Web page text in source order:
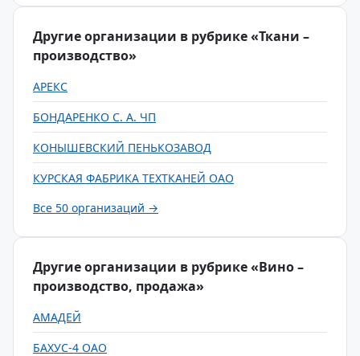
Другие организации в рубрике «Ткани –
производство»
АРЕКС
БОНДАРЕНКО С. А. ЧП
КОНЫШЕВСКИЙ ПЕНЬКОЗАВОД
КУРСКАЯ ФАБРИКА ТЕХТКАНЕЙ ОАО
Все 50 организаций →
Другие организации в рубрике «Вино –
производство, продажа»
АМАДЕЙ
БАХУС-4 ОАО